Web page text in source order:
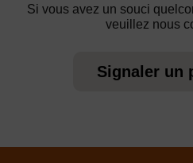
Si vous avez un souci
veuillez nous
Signaler un